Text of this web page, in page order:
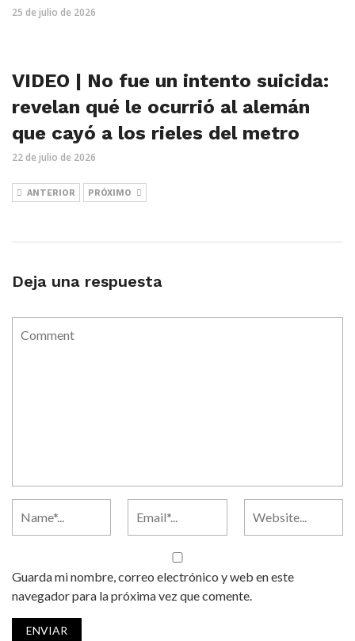
25 de julio de 2026
VIDEO | No fue un intento suicida:
revelan qué le ocurrió al alemán
que cayó a los rieles del metro
22 de julio de 2026
ANTERIOR PRÓXIMO
Deja una respuesta
Guarda mi nombre, correo electrónico y web en este
navegador para la próxima vez que comente.